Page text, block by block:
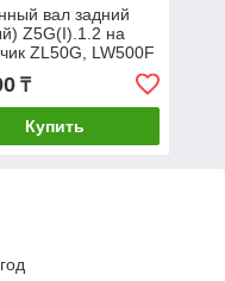
вал задний
Z5G(I).1.2 на
ZL50G, LW500F
₸
Купить